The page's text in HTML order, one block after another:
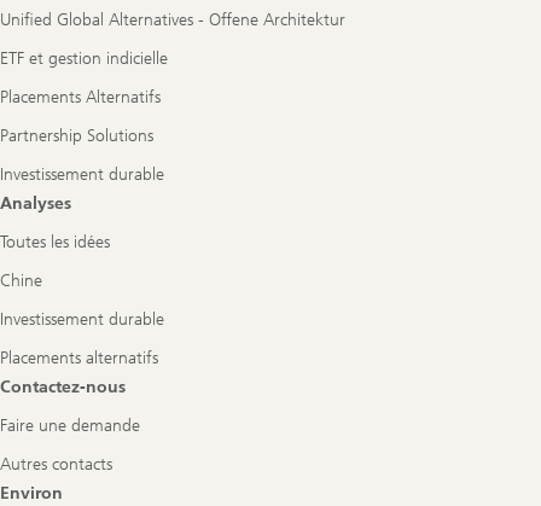
Unified Global Alternatives - Offene Architektur
ETF et gestion indicielle
Placements Alternatifs
Partnership Solutions
Investissement durable
Analyses
Toutes les idées
Chine
Investissement durable
Placements alternatifs
Contactez-nous
Faire une demande
Autres contacts
Environ